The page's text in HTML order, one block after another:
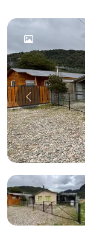
Previous